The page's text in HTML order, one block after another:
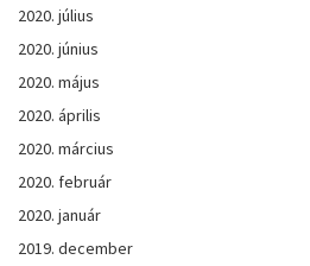
2020. július
2020. június
2020. május
2020. április
2020. március
2020. február
2020. január
2019. december